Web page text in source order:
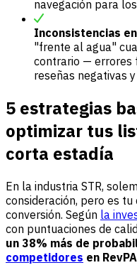
navegación para
Inconsistencias
"frente al agua"
contrario — errores
reseñas negativas
5 estrategias
optimizar tus
corta estadía
En la industria STR,
consideración, pero es
conversión. Según la
con puntuaciones de
un 38% más de
competidores en